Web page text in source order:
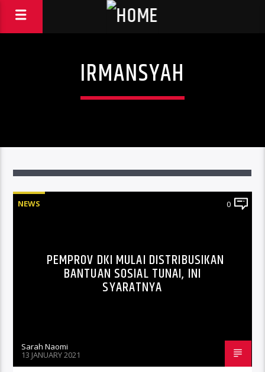
IRMANSYAH
NEWS 0
PEMPROV DKI MULAI DISTRIBUSIKAN
BANTUAN SOSIAL TUNAI, INI
SYARATNYA
Sarah Naomi
13 JANUARY 2021